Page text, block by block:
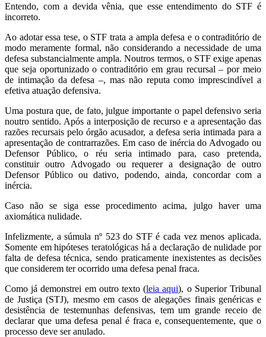
Entendo, com a devida vênia, que esse entendimento do STF é
incorreto.
Ao adotar essa tese, o STF trata a ampla defesa e o contraditório de
modo meramente formal, não considerando a necessidade de uma
defesa substancialmente ampla. Noutros termos, o STF exige apenas
que seja oportunizado o contraditório em grau recursal – por meio
de intimação da defesa –, mas não reputa como imprescindível a
efetiva atuação defensiva.
Uma postura que, de fato, julgue importante o papel defensivo seria
noutro sentido. Após a interposição de recurso e a apresentação das
razões recursais pelo órgão acusador, a defesa seria intimada para a
apresentação de contrarrazões. Em caso de inércia do Advogado ou
Defensor Público, o réu seria intimado para, caso pretenda,
constituir outro Advogado ou requerer a designação de outro
Defensor Público ou dativo, podendo, ainda, concordar com a
inércia.
Caso não se siga esse procedimento acima, julgo haver uma
axiomática nulidade.
Infelizmente, a súmula nº 523 do STF é cada vez menos aplicada.
Somente em hipóteses teratológicas há a declaração de nulidade por
falta de defesa técnica, sendo praticamente inexistentes as decisões
que considerem ter ocorrido uma defesa penal fraca.
Como já demonstrei em outro texto (leia aqui), o Superior Tribunal
de Justiça (STJ), mesmo em casos de alegações finais genéricas e
desistência de testemunhas defensivas, tem um grande receio de
declarar que uma defesa penal é fraca e, consequentemente, que o
processo deve ser anulado.